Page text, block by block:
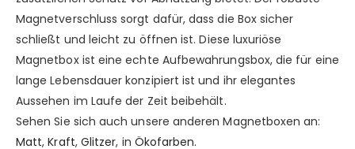
Magnetverschluss sorgt dafür, dass die Box sicher
schließt und leicht zu öffnen ist. Diese luxuriöse
Magnetbox ist eine echte Aufbewahrungsbox, die für eine
lange Lebensdauer konzipiert ist und ihr elegantes
Aussehen im Laufe der Zeit beibehält.
Sehen Sie sich auch unsere anderen Magnetboxen an:
Matt,Kraft, Glitzer, in Ökofarben.